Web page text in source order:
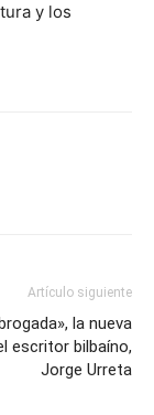
y los
Artículo siguiente
la nueva
escritor bilbaíno,
Jorge Urreta